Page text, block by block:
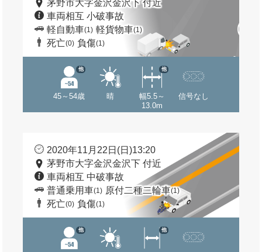
茅野市大字金沢金沢下 付近
車両相互 小破事故
軽自動車(1) 軽貨物車(1)
死亡(0) 負傷(1)
45～54歳
他
晴
幅5.5～
13.0m
他
信号なし
2020年11月22日(日)13:20
茅野市大字金沢金沢下 付近
車両相互 中破事故
普通乗用車(1) 原付二種二輪車(1)
死亡(0) 負傷(1)
他 他